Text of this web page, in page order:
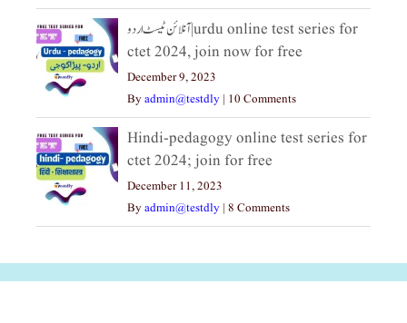
آنلائن ٹیسٹ اردو|urdu online test series for
ctet 2024, join now for free
December 9, 2023
Byadmin@testdly | 10 Comments
Hindi-pedagogy online test series for
ctet 2024; join for free
December 11, 2023
Byadmin@testdly | 8 Comments